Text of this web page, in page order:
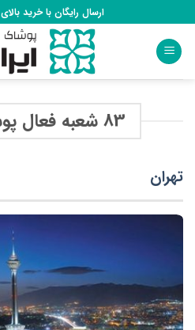
to
content
ارسال رایگان با خرید بالای 2 میلیون تومان
83 شعبه فعال پوشاک ایرانیان
تهران